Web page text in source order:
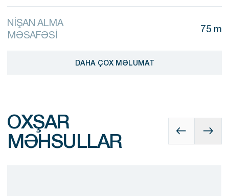
NİŞAN ALMA
MƏSAFƏSİ
75 m
DAHA ÇOX MƏLUMAT
OXŞAR
MƏHSULLAR